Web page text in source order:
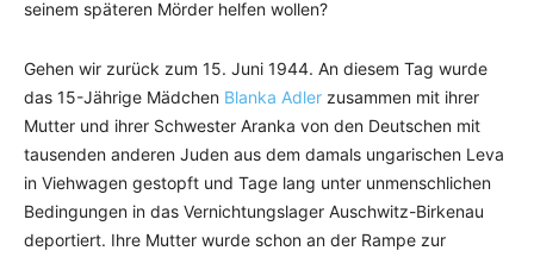
seinem späteren Mörder helfen wollen?
Gehen wir zurück zum 15. Juni 1944. An diesem Tag wurde
das 15-Jährige Mädchen Blanka Adler zusammen mit ihrer
Mutter und ihrer Schwester Aranka von den Deutschen mit
tausenden anderen Juden aus dem damals ungarischen Leva
in Viehwagen gestopft und Tage lang unter unmenschlichen
Bedingungen in das Vernichtungslager Auschwitz-Birkenau
deportiert. Ihre Mutter wurde schon an der Rampe zur